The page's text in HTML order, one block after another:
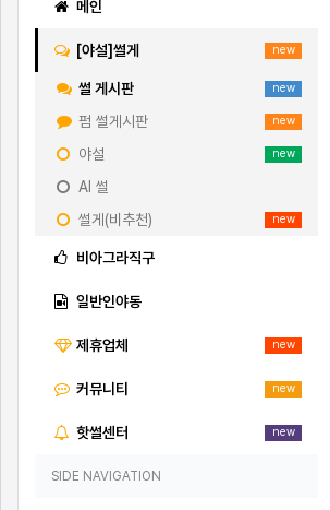
메인
[야설]썰게 new
new
썰 게시판
new
펌 썰게시판
new
야설
AI 썰
new
썰게(비추천)
비아그라직구
일반인야동
제휴업체 new
커뮤니티 new
핫썰센터 new
SIDE NAVIGATION